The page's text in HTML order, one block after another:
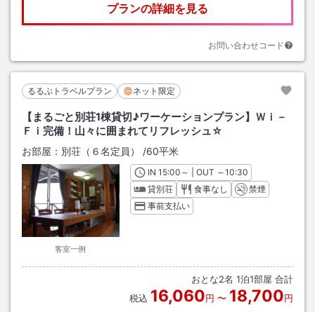
プランの詳細を見る
お問い合わせコード
るるぶトラベルプラン ネット限定
【まるごと別荘1棟貸切♪ワーケーションプラン】Ｗｉ－
Ｆｉ完備！山々に囲まれてリフレッシュ☆
お部屋： 別荘（６名定員） /60平米
客室一例
INチェックイン
15:00 ～ | OUT チェックアウト
～10:30
貸別荘
食事なし
禁煙
事前支払い
おとな2名 1泊1部屋 合計
税込 16,060円 〜 18,700円